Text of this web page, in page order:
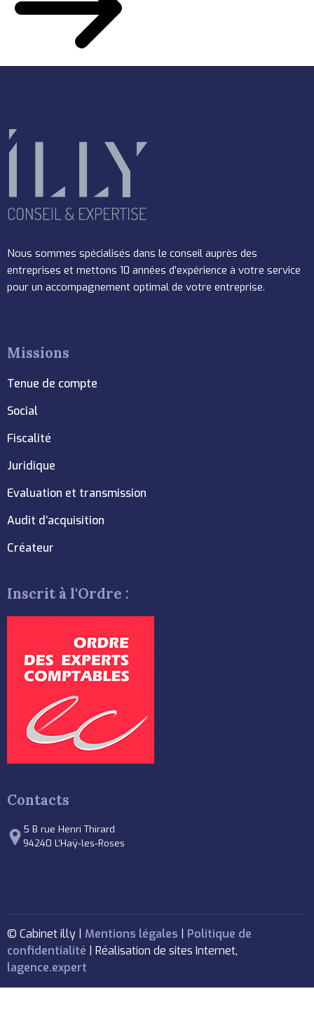
Nous sommes spécialisés dans le conseil auprès des
entreprises et mettons 10 années d’expérience à votre service
pour un accompagnement optimal de votre entreprise.
Missions
Tenue de compte
Social
Fiscalité
Juridique
Evaluation et transmission
Audit d’acquisition
Créateur
Inscrit à l'Ordre :
Contacts
5 B rue Henri Thirard
94240 L’Haÿ-les-Roses
© Cabinet illy | Mentions légales
Politique de
confidentialité | Réalisation de sites Internet,
lagence.expert